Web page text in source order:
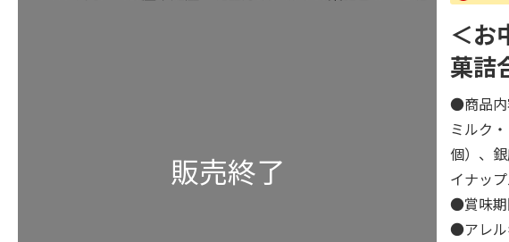
＜お
菓
●商品内
ミルク
個）、
イナッ
●賞味
●アレル